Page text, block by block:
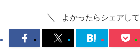
よかったらシェアして